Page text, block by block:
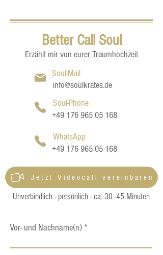
Better Call Soul
Erzählt mir von eurer Traumhochzeit
Soul-Mail
info@soulkrates.de
Soul-Phone
+49 176 965 05 168
WhatsApp
+49 176 965 05 168
Jetzt Videocall vereinbaren
Unverbindlich · persönlich · ca. 30–45 Minuten
Vor- und Nachname(n)